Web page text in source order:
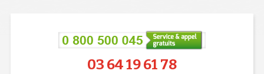
03 64 19 61 78